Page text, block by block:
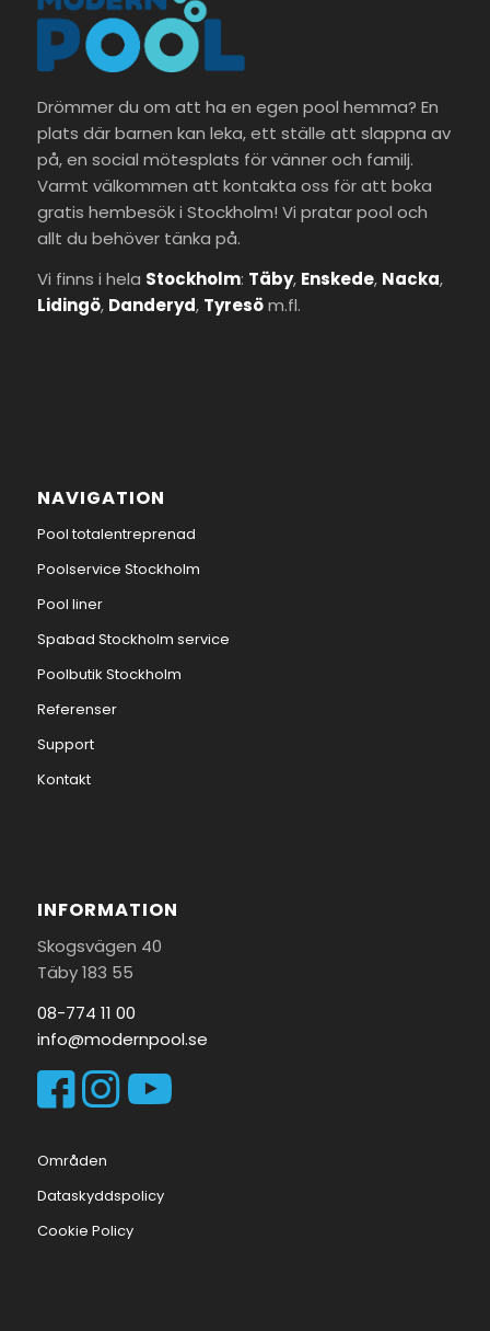
Drömmer du om att ha en egen pool hemma? En
plats där barnen kan leka, ett ställe att slappna av
på, en social mötesplats för vänner och familj.
Varmt välkommen att kontakta oss för att boka
gratis hembesök i Stockholm! Vi pratar pool och
allt du behöver tänka på.
Vi finns i hela Stockholm: Täby, Enskede, Nacka,
Lidingö, Danderyd, Tyresöm.fl.
NAVIGATION
Pool totalentreprenad
Poolservice Stockholm
Pool liner
Spabad Stockholm service
Poolbutik Stockholm
Referenser
Support
Kontakt
INFORMATION
Skogsvägen 40
Täby 183 55
08-774 11 00
info@modernpool.se
Områden
Dataskyddspolicy
Cookie Policy